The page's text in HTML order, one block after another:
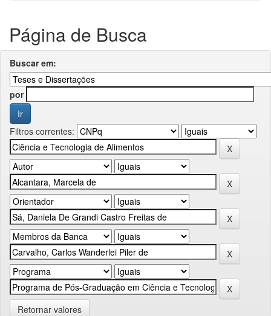
Página de Busca
Buscar em:
por
Filtros correntes:
Retornar valores